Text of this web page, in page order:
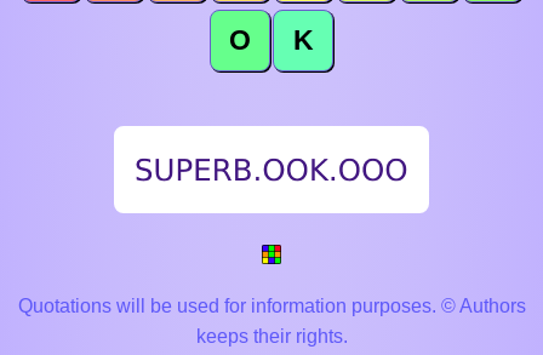
O K
Quotations will be used for information purposes. © Authors
keeps their rights.